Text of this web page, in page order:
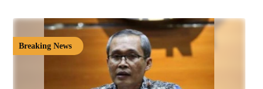
Breaking News